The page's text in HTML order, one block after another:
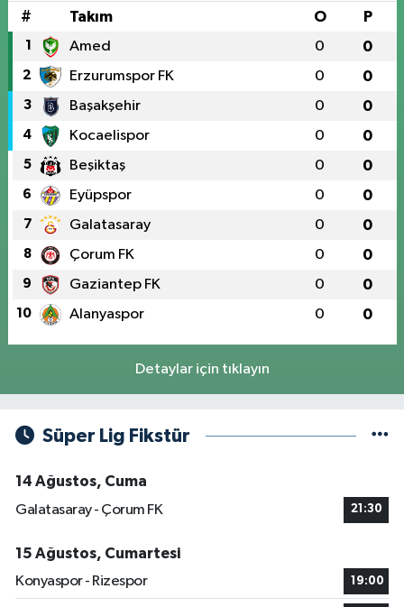
# Takım O P
1 Amed 0 0
2 Erzurumspor FK 0 0
3 Başakşehir 0 0
4 Kocaelispor 0 0
5 Beşiktaş 0 0
6 Eyüpspor 0 0
7 Galatasaray 0 0
8 Çorum FK 0 0
9 Gaziantep FK 0 0
10 Alanyaspor 0 0
Detaylar için tıklayın
Süper Lig Fikstür
14 Ağustos, Cuma
Galatasaray - Çorum FK
21:30
15 Ağustos, Cumartesi
Konyaspor - Rizespor
19:00